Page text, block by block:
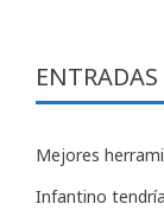
Mejores
Infantino